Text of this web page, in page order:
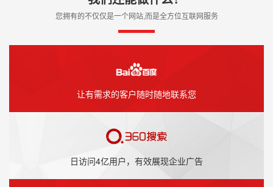
您拥有的不仅仅是一个网站,而是全方位互联网服务
让有需求的客户随时随地联系您
日访问4亿用户，有效展现企业广告